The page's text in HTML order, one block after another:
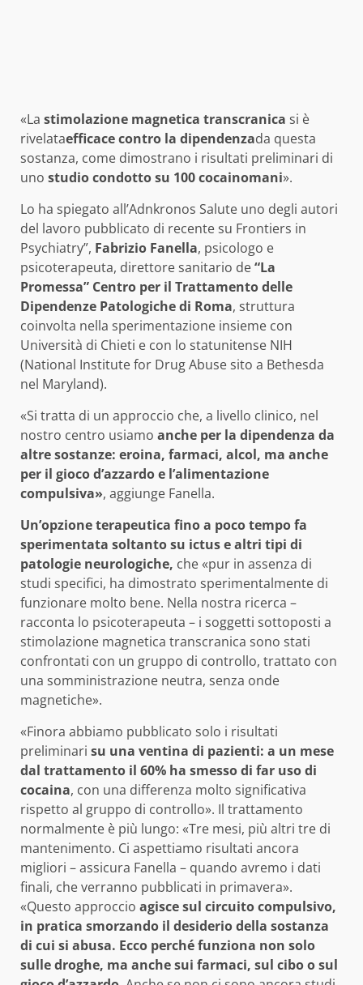
«La stimolazione magnetica transcranica si è
rivelataefficace contro la dipendenzada questa
sostanza, come dimostrano i risultati preliminari di
uno studio condotto su 100 cocainomani».
Lo ha spiegato all’Adnkronos Salute uno degli autori
del lavoro pubblicato di recente su Frontiers in
Psychiatry”, Fabrizio Fanella, psicologo e
psicoterapeuta, direttore sanitario de“La
Promessa” Centro per il Trattamento delle
Dipendenze Patologiche di Roma, struttura
coinvolta nella sperimentazione insieme con
Università di Chieti e con lo statunitense NIH
(National Institute for Drug Abuse sito a Bethesda
nel Maryland).
«Si tratta di un approccio che, a livello clinico, nel
nostro centro usiamo anche per la dipendenza da
altre sostanze: eroina, farmaci, alcol, ma anche
per il gioco d’azzardo e l’alimentazione
compulsiva», aggiunge Fanella.
Un’opzione terapeutica fino a poco tempo fa
sperimentata soltanto su ictus e altri tipi di
patologie neurologiche, che «pur in assenza di
studi specifici, ha dimostrato sperimentalmente di
funzionare molto bene. Nella nostra ricerca –
racconta lo psicoterapeuta – i soggetti sottoposti a
stimolazione magnetica transcranica sono stati
confrontati con un gruppo di controllo, trattato con
una somministrazione neutra, senza onde
magnetiche».
«Finora abbiamo pubblicato solo i risultati
preliminari su una ventina di pazienti: a un mese
dal trattamento il 60% ha smesso di far uso di
cocaina, con una differenza molto significativa
rispetto al gruppo di controllo». Il trattamento
normalmente è più lungo: «Tre mesi, più altri tre di
mantenimento. Ci aspettiamo risultati ancora
migliori – assicura Fanella – quando avremo i dati
finali, che verranno pubblicati in primavera».
«Questo approccio agisce sul circuito compulsivo,
in pratica smorzando il desiderio della sostanza
di cui si abusa. Ecco perché funziona non solo
sulle droghe, ma anche sui farmaci, sul cibo o sul